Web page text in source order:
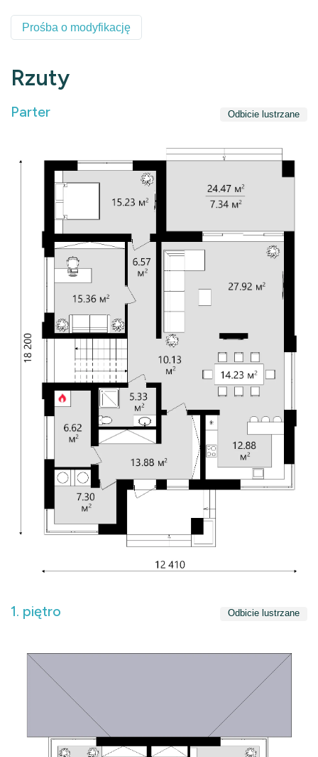
Prośba o modyfikację
Rzuty
Parter Odbicie lustrzane
1. piętro Odbicie lustrzane